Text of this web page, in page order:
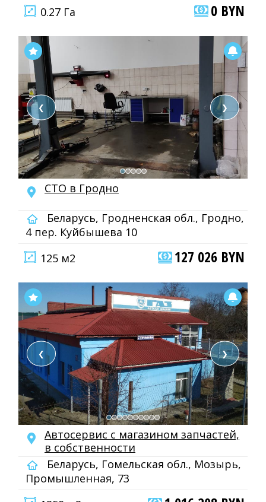
0.27 Га 0 BYN
❮ ❯
СТО в Гродно
Беларусь, Гродненская обл., Гродно,
4 пер. Куйбышева 10
125 м2
127 026 BYN
❮ ❯
Автосервис с магазином запчастей,
в собственности
Беларусь, Гомельская обл., Мозырь,
Промышленная, 73